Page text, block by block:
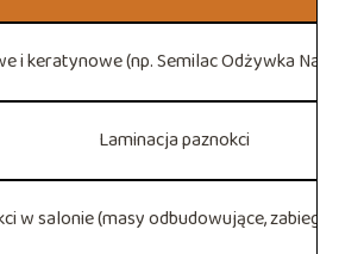
i keratynowe (np. Semilac Odżywka Nail
Laminacja paznokci
w salonie (masy odbudowujące, zabiegi